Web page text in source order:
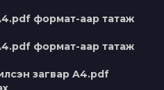
формат-аар татаж
формат-аар татаж
загвар A4.pdf